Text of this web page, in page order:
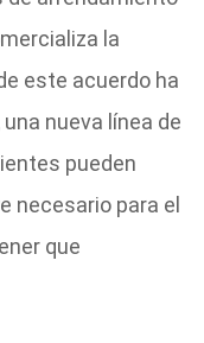
la
este acuerdo ha
nueva línea de
pueden
necesario para el
que